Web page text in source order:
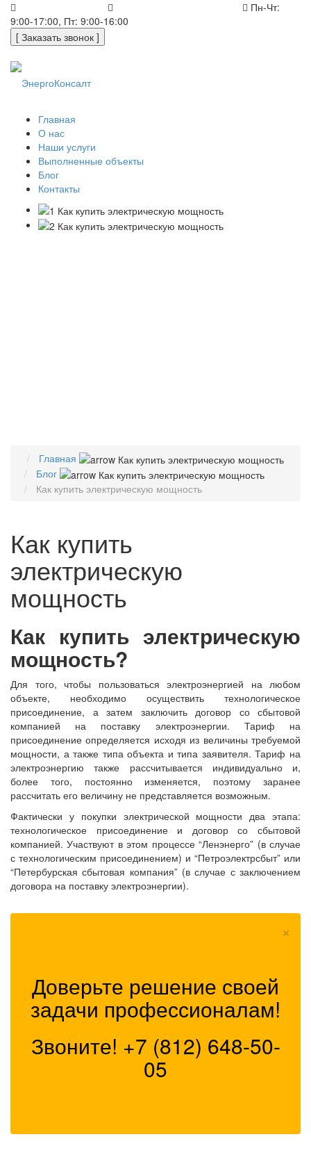
Пн-Чт:
9:00-17:00, Пт: 9:00-16:00
[ Заказать звонок ]
Главная
О нас
Наши услуги
Выполненные объекты
Блог
Контакты
Главная
Блог
Как купить электрическую мощность
Как купить
электрическую
мощность
Как купить электрическую
мощность?
Для того, чтобы пользоваться электроэнергией на любом
объекте, необходимо осуществить технологическое
присоединение, а затем заключить договор со сбытовой
компанией на поставку электроэнергии. Тариф на
присоединение определяется исходя из величины требуемой
мощности, а также типа объекта и типа заявителя. Тариф на
электроэнергию также рассчитывается индивидуально и,
более того, постоянно изменяется, поэтому заранее
рассчитать его величину не представляется возможным.
Фактически у покупки электрической мощности два этапа:
технологическое присоединение и договор со сбытовой
компанией. Участвуют в этом процессе “Ленэнерго” (в случае
с технологическим присоединением) и “Петроэлектрсбыт” или
“Петербурская сбытовая компания” (в случае с заключением
договора на поставку электроэнергии).
×
Доверьте решение своей
задачи профессионалам!
Звоните! +7 (812) 648-50-
05